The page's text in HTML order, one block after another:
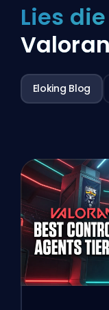
Lies
Eloking Blog